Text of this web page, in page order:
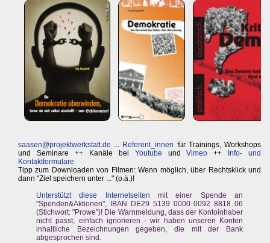
saasen@projektwerkstatt.de ... Referent_innen für Trainings, Workshops
und Seminare ++ Kanäle bei Youtube undVimeo ++
Info- und
Kontaktformulare
Tipp zum Downloaden von Filmen: Wenn möglich, über Rechtsklick und
dann "Ziel speichern unter ..." (o.ä.)!
Unterstützt diese Internetseiten mit einer Spende an
"Spenden&Aktionen", IBAN DE29 5139 0000 0092 8818 06
(Stichwort: "Prowe")! Die Warnmeldung, dass der Kontoinhaber
nicht passt, einfach ignorieren - wir haben unseren Konten
inhaltliche Bezeichnungen gegeben, die mit der Bank
abgesprochen sind.